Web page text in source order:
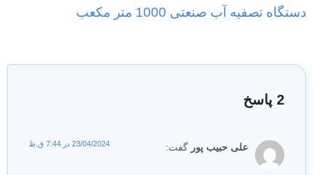
دستگاه تصفیه آب صنعتی 1000 متر مکعب
2 پاسخ
علی حبیب پور گفت: 23/04/2024 در 7:44 ق.ظ